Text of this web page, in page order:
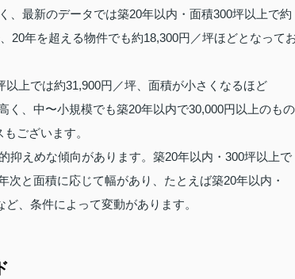
、最新のデータでは築20年以内・面積300坪以上で約
20年を超える物件でも約18,300円／坪ほどとなって
上では約31,900円／坪、面積が小さくなるほど
く、中〜小規模でも築20年以内で30,000円以上のもの
ございます。
抑えめな傾向があります。築20年以内・300坪以上で
と面積に応じて幅があり、たとえば築20年以内・
、条件によって変動があります。